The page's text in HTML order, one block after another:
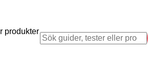
produkter